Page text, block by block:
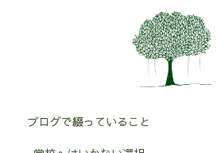
ブログで綴っていること